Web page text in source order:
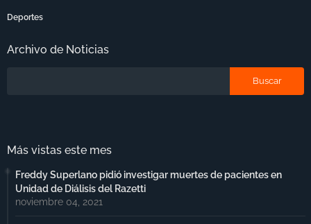
Deportes
Archivo de Noticias
Más vistas este mes
Freddy Superlano pidió investigar muertes de pacientes en
Unidad de Diálisis del Razetti
noviembre 04, 2021